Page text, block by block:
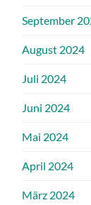
September
August 2024
Juli 2024
Juni 2024
Mai 2024
April 2024
März 2024